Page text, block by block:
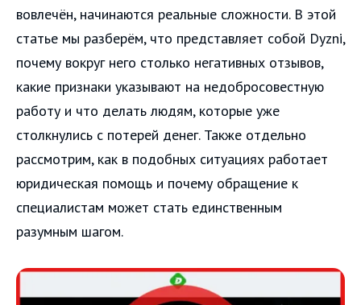
вовлечён, начинаются реальные сложности. В этой
статье мы разберём, что представляет собой Dyzni,
почему вокруг него столько негативных отзывов,
какие признаки указывают на недобросовестную
работу и что делать людям, которые уже
столкнулись с потерей денег. Также отдельно
рассмотрим, как в подобных ситуациях работает
юридическая помощь и почему обращение к
специалистам может стать единственным
разумным шагом.